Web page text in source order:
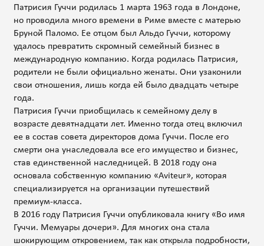
Патрисия Гуччи родилась 1 марта 1963 года в Лондоне,
но проводила много времени в Риме вместе с матерью
Бруной Паломо. Ее отцом был Альдо Гуччи, которому
удалось превратить скромный семейный бизнес в
международную компанию. Когда родилась Патрисия,
родители не были официально женаты. Они узаконили
свои отношения, лишь когда ей было двадцать четыре
года.
Патрисия Гуччи приобщилась к семейному делу в
возрасте девятнадцати лет. Именно тогда отец включил
ее в состав совета директоров дома Гуччи. После его
смерти она унаследовала все его имущество и бизнес,
став единственной наследницей. В 2018 году она
основала собственную компанию «Aviteur», которая
специализируется на организации путешествий
премиум-класса.
В 2016 году Патрисия Гуччи опубликовала книгу «Во имя
Гуччи. Мемуары дочери». Для многих она стала
шокирующим откровением, так как открыла подробности,